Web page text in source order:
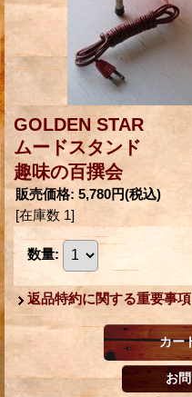
GOLDEN STAR
ムードスタンド
趣味の百撰会
販売価格: 5,780円(税込)
[在庫数 1]
数量:
返品特約に関する重要事項